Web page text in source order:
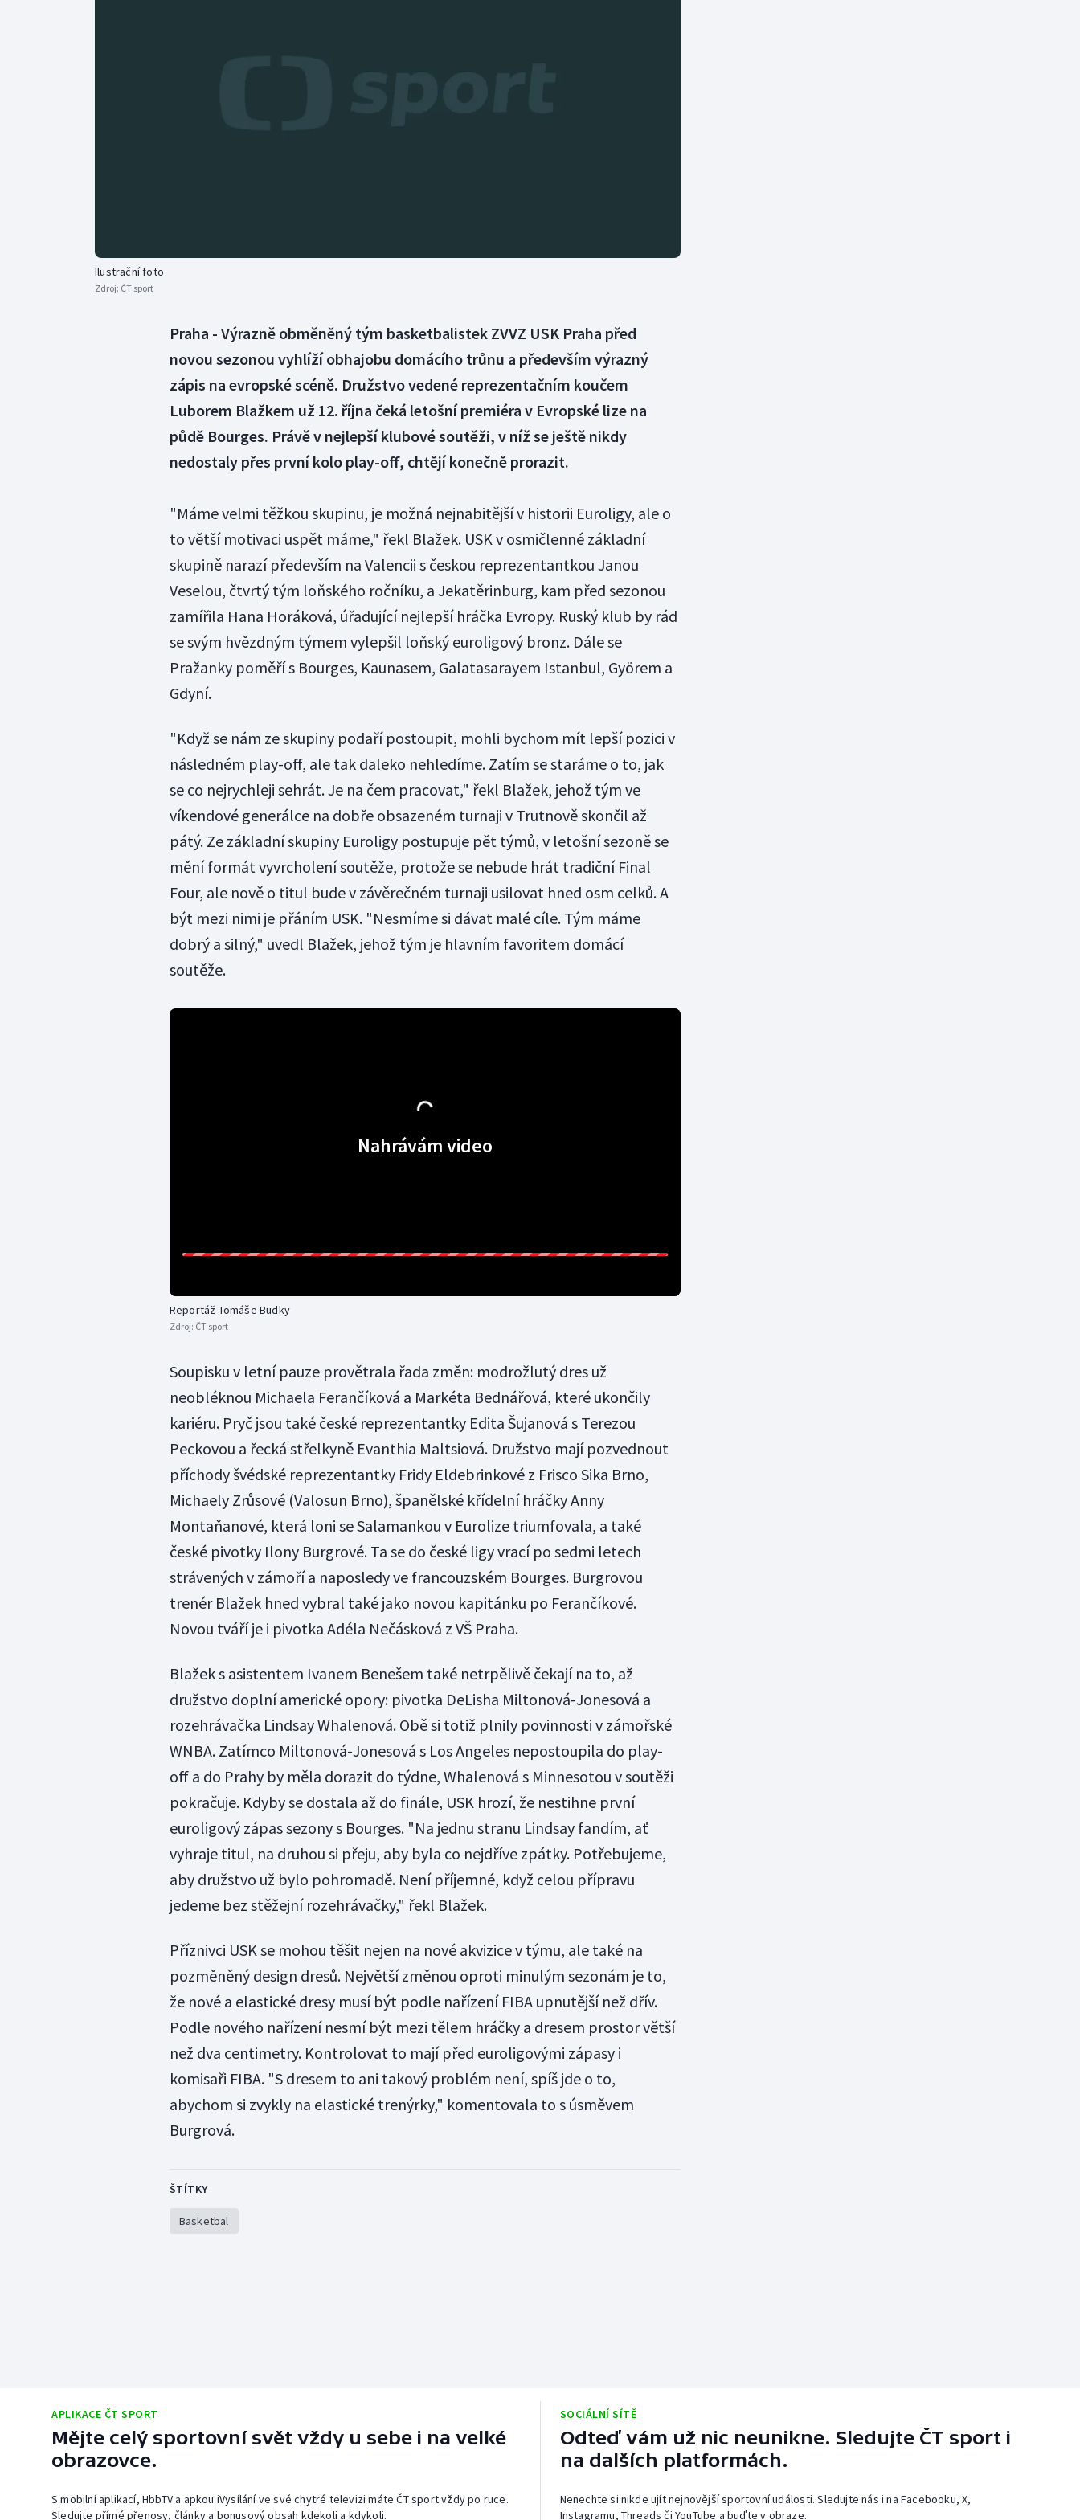
Ilustrační foto
Zdroj: ČT sport
Praha - Výrazně obměněný tým basketbalistek ZVVZ USK Praha před
novou sezonou vyhlíží obhajobu domácího trůnu a především výrazný
zápis na evropské scéně. Družstvo vedené reprezentačním koučem
Luborem Blažkem už 12. října čeká letošní premiéra v Evropské lize na
půdě Bourges. Právě v nejlepší klubové soutěži, v níž se ještě nikdy
nedostaly přes první kolo play-off, chtějí konečně prorazit.
"Máme velmi těžkou skupinu, je možná nejnabitější v historii Euroligy, ale o
to větší motivaci uspět máme," řekl Blažek. USK v osmičlenné základní
skupině narazí především na Valencii s českou reprezentantkou Janou
Veselou, čtvrtý tým loňského ročníku, a Jekatěrinburg, kam před sezonou
zamířila Hana Horáková, úřadující nejlepší hráčka Evropy. Ruský klub by rád
se svým hvězdným týmem vylepšil loňský euroligový bronz. Dále se
Pražanky poměří s Bourges, Kaunasem, Galatasarayem Istanbul, Györem a
Gdyní.
"Když se nám ze skupiny podaří postoupit, mohli bychom mít lepší pozici v
následném play-off, ale tak daleko nehledíme. Zatím se staráme o to, jak
se co nejrychleji sehrát. Je na čem pracovat," řekl Blažek, jehož tým ve
víkendové generálce na dobře obsazeném turnaji v Trutnově skončil až
pátý. Ze základní skupiny Euroligy postupuje pět týmů, v letošní sezoně se
mění formát vyvrcholení soutěže, protože se nebude hrát tradiční Final
Four, ale nově o titul bude v závěrečném turnaji usilovat hned osm celků. A
být mezi nimi je přáním USK. "Nesmíme si dávat malé cíle. Tým máme
dobrý a silný," uvedl Blažek, jehož tým je hlavním favoritem domácí
soutěže.
Nahrávám video
Reportáž Tomáše Budky
Zdroj: ČT sport
Soupisku v letní pauze provětrala řada změn: modrožlutý dres už
neobléknou Michaela Ferančíková a Markéta Bednářová, které ukončily
kariéru. Pryč jsou také české reprezentantky Edita Šujanová s Terezou
Peckovou a řecká střelkyně Evanthia Maltsiová. Družstvo mají pozvednout
příchody švédské reprezentantky Fridy Eldebrinkové z Frisco Sika Brno,
Michaely Zrůsové (Valosun Brno), španělské křídelní hráčky Anny
Montaňanové, která loni se Salamankou v Eurolize triumfovala, a také
české pivotky Ilony Burgrové. Ta se do české ligy vrací po sedmi letech
strávených v zámoří a naposledy ve francouzském Bourges. Burgrovou
trenér Blažek hned vybral také jako novou kapitánku po Ferančíkové.
Novou tváří je i pivotka Adéla Nečásková z VŠ Praha.
Blažek s asistentem Ivanem Benešem také netrpělivě čekají na to, až
družstvo doplní americké opory: pivotka DeLisha Miltonová-Jonesová a
rozehrávačka Lindsay Whalenová. Obě si totiž plnily povinnosti v zámořské
WNBA. Zatímco Miltonová-Jonesová s Los Angeles nepostoupila do play-
off a do Prahy by měla dorazit do týdne, Whalenová s Minnesotou v soutěži
pokračuje. Kdyby se dostala až do finále, USK hrozí, že nestihne první
euroligový zápas sezony s Bourges. "Na jednu stranu Lindsay fandím, ať
vyhraje titul, na druhou si přeju, aby byla co nejdříve zpátky. Potřebujeme,
aby družstvo už bylo pohromadě. Není příjemné, když celou přípravu
jedeme bez stěžejní rozehrávačky," řekl Blažek.
Příznivci USK se mohou těšit nejen na nové akvizice v týmu, ale také na
pozměněný design dresů. Největší změnou oproti minulým sezonám je to,
že nové a elastické dresy musí být podle nařízení FIBA upnutější než dřív.
Podle nového nařízení nesmí být mezi tělem hráčky a dresem prostor větší
než dva centimetry. Kontrolovat to mají před euroligovými zápasy i
komisaři FIBA. "S dresem to ani takový problém není, spíš jde o to,
abychom si zvykly na elastické trenýrky," komentovala to s úsměvem
Burgrová.
ŠTÍTKY
Basketbal
APLIKACE ČT SPORT
Mějte celý sportovní svět vždy u sebe i na velké
obrazovce.
S mobilní aplikací, HbbTV a apkou iVysílání ve své chytré televizi máte ČT sport vždy po ruce.
Sledujte přímé přenosy, články a bonusový obsah kdekoli a kdykoli.
SOCIÁLNÍ SÍTĚ
Odteď vám už nic neunikne. Sledujte ČT sport i
na dalších platformách.
Nenechte si nikde ujít nejnovější sportovní události. Sledujte nás i na Facebooku, X,
Instagramu, Threads či YouTube a buďte v obraze.